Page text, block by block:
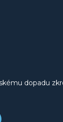
dopadu